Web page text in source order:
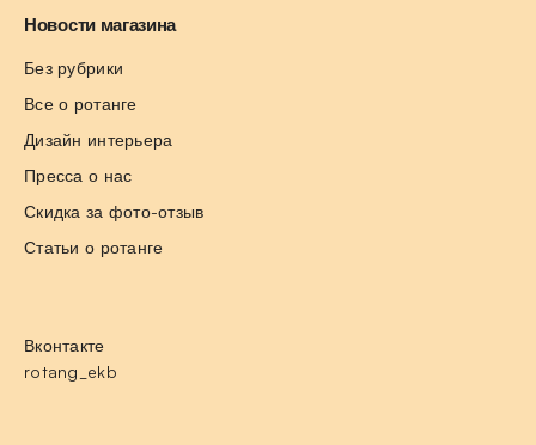
Новости магазина
Без рубрики
Все о ротанге
Дизайн интерьера
Пресса о нас
Скидка за фото-отзыв
Статьи о ротанге
Вконтакте
rotang_ekb